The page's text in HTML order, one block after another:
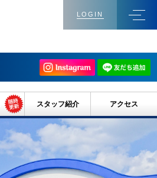
LOGIN
スタッフ紹介 アクセス